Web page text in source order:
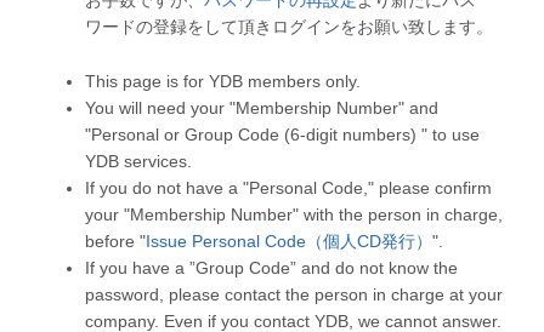
ワードの登録をして頂きログインをお願い致します。
This page is for YDB members only.
You will need your "Membership Number" and
"Personal or Group Code (6-digit numbers) " to use
YDB services.
If you do not have a "Personal Code," please confirm
your "Membership Number" with the person in charge,
before "Issue Personal Code（個人CD発行） ".
If you have a ”Group Code” and do not know the
password, please contact the person in charge at your
company. Even if you contact YDB, we cannot answer.